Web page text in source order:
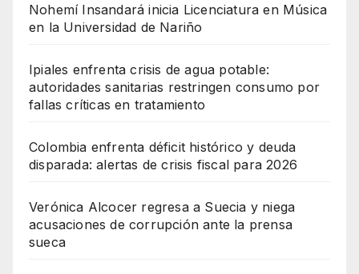
Nohemí Insandará inicia Licenciatura en Música
en la Universidad de Nariño
Ipiales enfrenta crisis de agua potable:
autoridades sanitarias restringen consumo por
fallas críticas en tratamiento
Colombia enfrenta déficit histórico y deuda
disparada: alertas de crisis fiscal para 2026
Verónica Alcocer regresa a Suecia y niega
acusaciones de corrupción ante la prensa
sueca